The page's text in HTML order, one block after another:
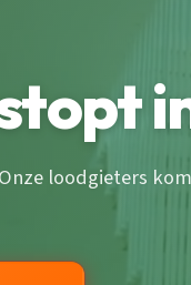
loodgieters